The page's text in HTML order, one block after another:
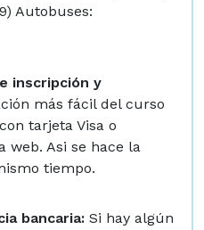
Autobuses:
inscripción y
más fácil del curso
tarjeta Visa o
web. Asi se hace la
tiempo.
bancaria: Si hay algún